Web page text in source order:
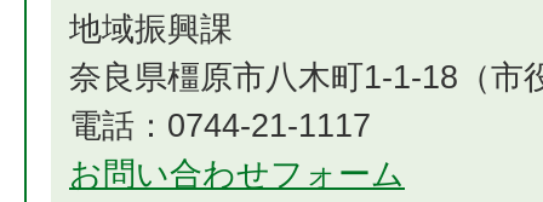
地域振興課
奈良県橿原市八木町1-1-18（市
電話：0744-21-1117
お問い合わせフォーム